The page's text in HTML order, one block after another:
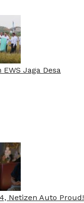
Jaga Desa
Netizen Auto Proud!